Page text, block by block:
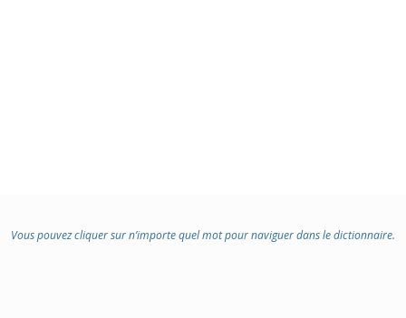
Vous pouvez cliquer sur n’importe quel mot pour naviguer dans le dictionnaire.